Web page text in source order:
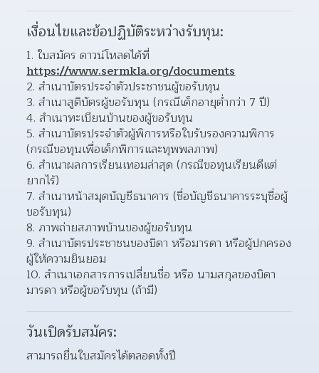
เงื่อนไขและข้อปฏิบัติระหว่างรับทุน:
https://www.sermkla.org/documents
2. สำเนาบัตรประจำตัวประชาชนผู้ขอรับทุน
3. สำเนาสูติบัตรผู้ขอรับทุน (กรณีเด็กอายุต่ำกว่า 7 ปี)
4. สำเนาทะเบียนบ้านของผู้ขอรับทุน
5. สำเนาบัตรประจำตัวผู้พิการหรือใบรับรองความพิการ
(กรณีขอทุนเพื่อเด็กพิการและทุพพลภาพ)
6. สำเนาผลการเรียนเทอมล่าสุด (กรณีขอทุนเรียนดีแต่
ยากไร้)
7. สำเนาหน้าสมุดบัญชีธนาคาร (ชื่อบัญชีธนาคารระบุชื่อผู้
ขอรับทุน)
8. ภาพถ่ายสภาพบ้านของผู้ขอรับทุน
9. สำเนาบัตรประชาชนของบิดา หรือมารดา หรือผู้ปกครอง
ผู้ให้ความยินยอม
10. สำเนาเอกสารการเปลี่ยนชื่อ หรือ นามสกุลของบิดา
มารดา หรือผู้ขอรับทุน (ถ้ามี)
วันเปิดรับสมัคร:
สามารถยื่นใบสมัครได้ตลอดทั้งปี